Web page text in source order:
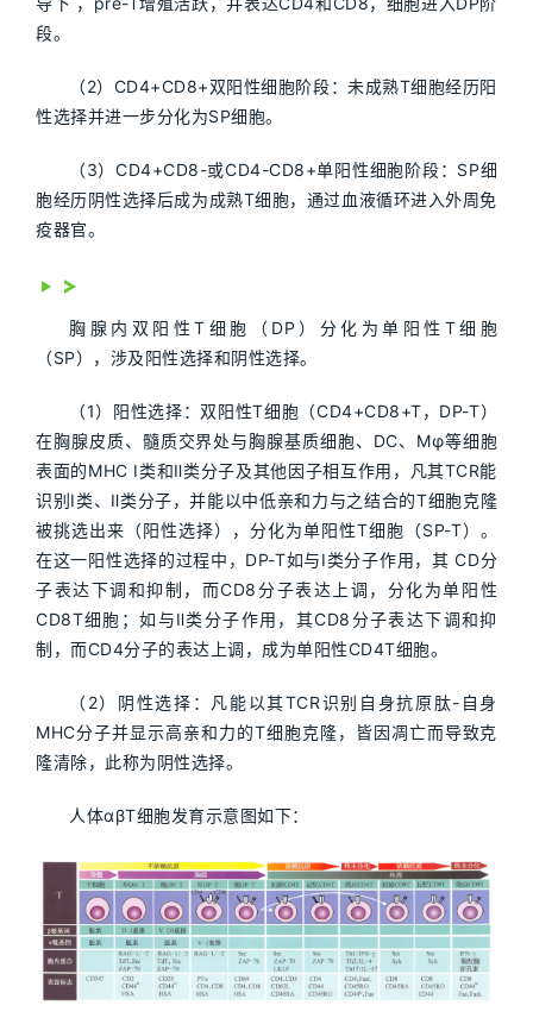
段。
（2）CD4+CD8+双阳性细胞阶段：未成熟T细胞经历阳
性选择并进一步分化为SP细胞。
（3）CD4+CD8-或CD4-CD8+单阳性细胞阶段：SP细
胞经历阴性选择后成为成熟T细胞，通过血液循环进入外周免
疫器官。
胸腺内双阳性T细胞（DP）分化为单阳性T细胞
（SP），涉及阳性选择和阴性选择。
（1）阳性选择：双阳性T细胞（CD4+CD8+T，DP-T）
在胸腺皮质、髓质交界处与胸腺基质细胞、DC、Mφ等细胞
表面的MHC I类和Ⅱ类分子及其他因子相互作用，凡其TCR能
识别I类、Ⅱ类分子，并能以中低亲和力与之结合的T细胞克隆
被挑选出来（阳性选择），分化为单阳性T细胞（SP-T）。
在这一阳性选择的过程中，DP-T如与I类分子作用，其 CD分
子表达下调和抑制，而CD8分子表达上调，分化为单阳性
CD8T细胞；如与Ⅱ类分子作用，其CD8分子表达下调和抑
制，而CD4分子的表达上调，成为单阳性CD4T细胞。
（2）阴性选择：凡能以其TCR识别自身抗原肽-自身
MHC分子并显示高亲和力的T细胞克隆，皆因凋亡而导致克
隆清除，此称为阴性选择。
人体αβT细胞发育示意图如下：